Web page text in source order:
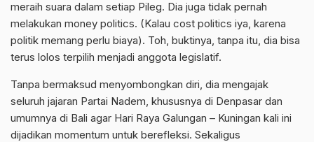
meraih suara dalam setiap Pileg. Dia juga tidak pernah
melakukan money politics. (Kalau cost politics iya, karena
politik memang perlu biaya). Toh, buktinya, tanpa itu, dia bisa
terus lolos terpilih menjadi anggota legislatif.
Tanpa bermaksud menyombongkan diri, dia mengajak
seluruh jajaran Partai Nadem, khususnya di Denpasar dan
umumnya di Bali agar Hari Raya Galungan – Kuningan kali ini
dijadikan momentum untuk berefleksi. Sekaligus